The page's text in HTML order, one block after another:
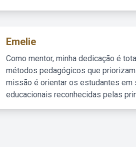
Emelie
Como mentor, minha dedicação é
métodos pedagógicos que
missão é orientar os estudantes em
educacionais reconhecidas pelas